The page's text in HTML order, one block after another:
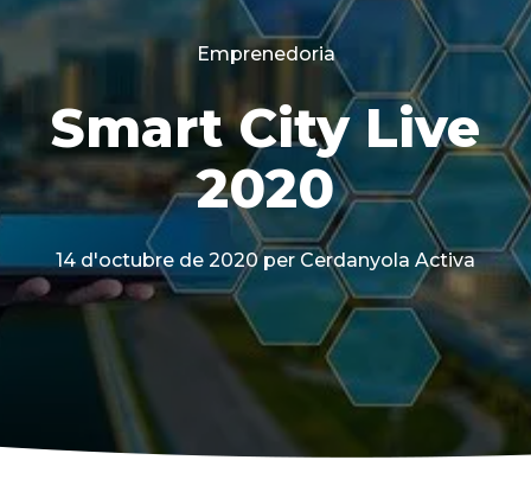
Categories
Emprenedoria
Smart City Live
2020
14 d'octubre de 2020 per Cerdanyola Activa